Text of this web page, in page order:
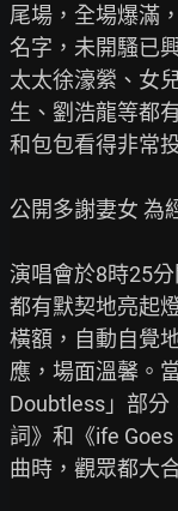
尾場，全場爆滿
名字，未開騷已
太太徐濠縈、女
生、劉浩龍等都
和包包看得非常
公開多謝妻女 為
演唱會於8時25
都有默契地亮起
橫額，自動自覺
應，場面溫馨。
Doubtless」部分
詞》和《ife
曲時，觀眾都大